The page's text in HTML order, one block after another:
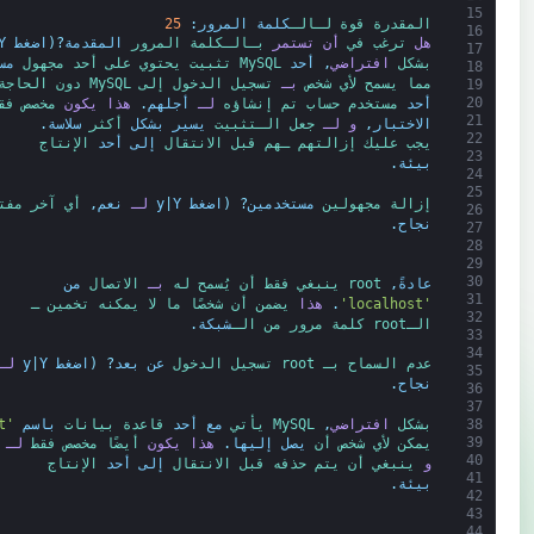
15
16
17
18
19
20
21
22
23
24
25
26
27
28
29
30
31
32
33
34
35
36
37
38
39
40
41
42
43
المقدرة قوة لـ الـ كلمة المرور :
25
هل
ترغب في أن تستمر بـالـكلمة المرور المقدمة?
( اضغط
بشكل
افتراضي, أحد MySQL تثبيت يحتوي على أحد مجهول
مما يسمح لأي شخص بـ تسجيل الدخول إلى MySQL دون
أحد
مستخدم حساب تم إنشاؤه لـ أجلهم . هذا يكون مخصص
الاختبار , و لـ جعل الـ تثبيت يسير بشكل أكثر سلاسة .
يجب عليك إزالتهم ـهم قبل الانتقال إلى أحد
الإنتاج
بيئة .
إزالة مجهولين مستخدمين?
( اضغط y |Y لـ نعم , أي آخر
نجاح.
عادةً ,
root ينبغي فقط أن يُسمح له بـ الاتصال من
'localhost'
. هذا يضمن أن شخصًا ما لا يمكنه تخمين
الـ
root كلمة مرور من الـ شبكة .
عدم السماح بـ root تسجيل الدخول عن بعد?
( اضغط y |Y
نجاح.
بشكل افتراضي,
MySQL يأتي مع أحد قاعدة بيانات باسم
'test'
يمكن لأي شخص
أن يصل إليها . هذا يكون أيضًا مخصص فقط لـ
و
ينبغي أن يتم حذفه قبل الانتقال إلى أحد
الإنتاج
بيئة .